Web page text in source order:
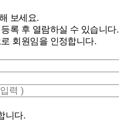
보세요.
록 후 열람하실 수 있습니다.
회원임을 인정합니다.
니다.